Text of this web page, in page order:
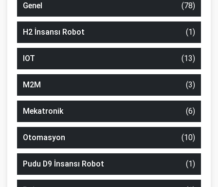
Genel (78)
H2 İnsansı Robot (1)
IOT (13)
M2M (3)
Mekatronik (6)
Otomasyon (10)
Pudu D9 İnsansı Robot (1)